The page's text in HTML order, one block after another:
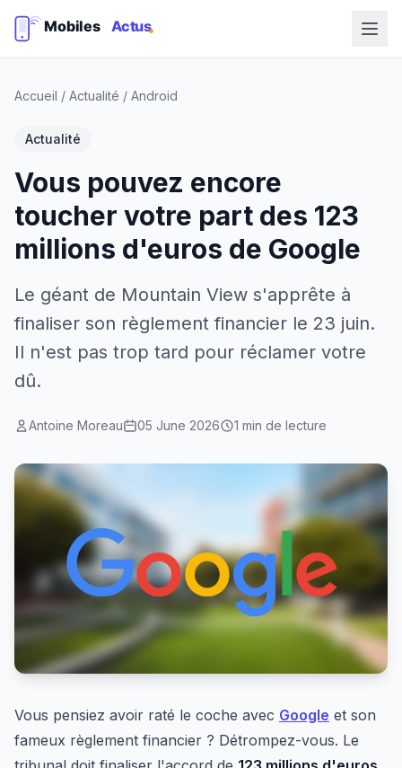
Accueil / Actualité / Android
Actualité
Vous pouvez encore
toucher votre part des 123
millions d'euros de Google
Le géant de Mountain View s'apprête à
finaliser son règlement financier le 23 juin.
Il n'est pas trop tard pour réclamer votre
dû.
Antoine Moreau 05 June 2026 1 min de lecture
Vous pensiez avoir raté le coche avec Google et son
fameux règlement financier ? Détrompez-vous. Le